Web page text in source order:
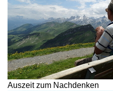
Auszeit zum Nachdenken